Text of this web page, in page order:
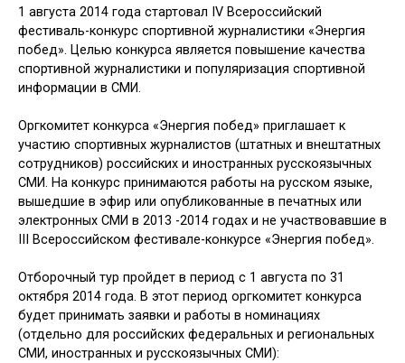
1 августа 2014 года стартовал IV Всероссийский
фестиваль-конкурс спортивной журналистики «Энергия
побед». Целью конкурса является повышение качества
спортивной журналистики и популяризация спортивной
информации в СМИ.
Оргкомитет конкурса «Энергия побед» приглашает к
участию спортивных журналистов (штатных и внештатных
сотрудников) российских и иностранных русскоязычных
СМИ. На конкурс принимаются работы на русском языке,
вышедшие в эфир или опубликованные в печатных или
электронных СМИ в 2013 -2014 годах и не участвовавшие в
III Всероссийском фестивале-конкурсе «Энергия побед».
Отборочный тур пройдет в период с 1 августа по 31
октября 2014 года. В этот период оргкомитет конкурса
будет принимать заявки и работы в номинациях
(отдельно для российских федеральных и региональных
СМИ, иностранных и русскоязычных СМИ):